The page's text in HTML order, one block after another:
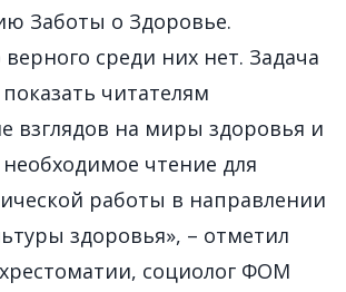
Заботы о Здоровье.
среди них нет. Задача
читателям
взглядов на миры здоровья и
чтение для
работы в направлении
здоровья», – отметил
социолог ФОМ